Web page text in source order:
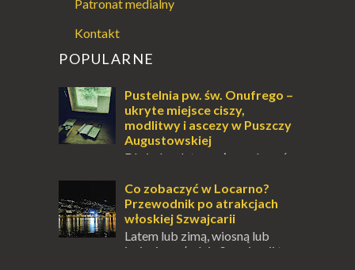
Patronat medialny
Kontakt
POPULARNE
Pustelnia pw. św. Onufrego –
ukryte miejsce ciszy,
modlitwy i ascezy w Puszczy
Augustowskiej
Dla jednych to może wydawać
przetrwania lub romantycznym życiem. Dla
innych to nieustanne przebywanie z B...
Co zobaczyć w Locarno?
Przewodnik po atrakcjach
włoskiej Szwajcarii
Latem lub zimą, wiosną lub
jesienią, południe Szwajcarii to